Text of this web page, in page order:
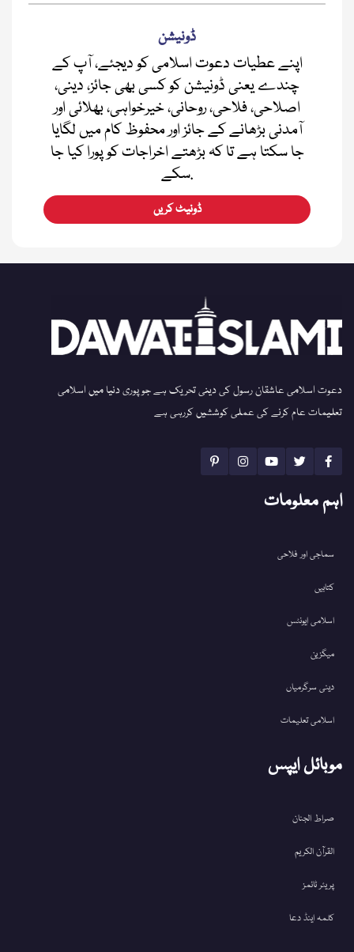
ڈونیشن
اپنے عطیات دعوت اسلامی کو دیجئے، آپ کے
چندے یعنی ڈونیشن کو کسی بھی جائز، دینی،
اصلاحی، فلاحی، روحانی، خیرخواہی، بھلائی اور
آمدنی بڑھانے کے جائز اور محفوظ کام میں لگایا
جا سکتا ہے تا کہ بڑھتے اخراجات کو پورا کیا جا
سکے.
ڈونیٹ کریں
دعوت اسلامی عاشقان رسول کی دینی تحریک ہے جو پوری دنیا میں اسلامی
تعلیمات عام کرنے کی عملی کوششیں کررہی ہے
اہم معلومات
سماجی اور فلاحی
کتابیں
اسلامی ایونٹس
میگزین
دینی سرگرمیاں
اسلامی تعلیمات
موبائل ایپس
صراط الجنان
القرآن الکریم
پریئر ٹائمز
کلمہ اینڈ دعا